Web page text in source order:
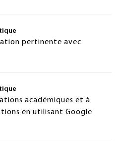
pertinente avec
académiques et à
en utilisant Google